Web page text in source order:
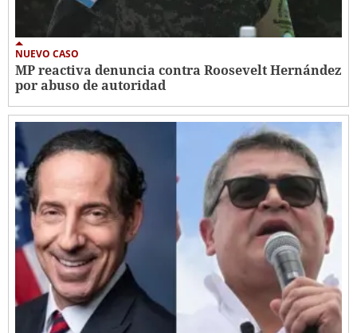
NUEVO CASO
MP reactiva denuncia contra Roosevelt Hernández
por abuso de autoridad